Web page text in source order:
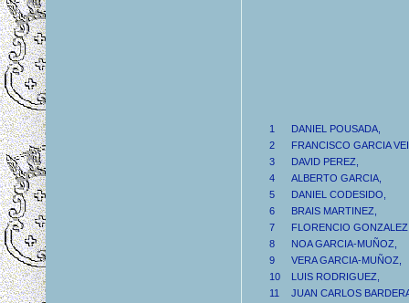
1
DANIEL POUSADA,
2
FRANCISCO GARCIA
3
DAVID PEREZ,
4
ALBERTO GARCIA,
5
DANIEL CODESIDO,
6
BRAIS MARTINEZ,
7
FLORENCIO
8
NOA GARCIA-MUÑOZ,
9
VERA GARCIA-MUÑOZ,
10
LUIS RODRIGUEZ,
11
JUAN CARLOS